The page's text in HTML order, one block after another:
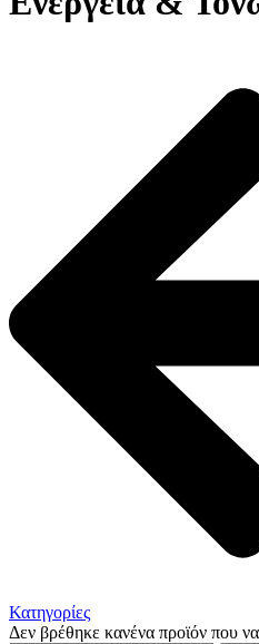
Κατηγορίες
Δεν βρέθηκε κανένα προϊόν που να